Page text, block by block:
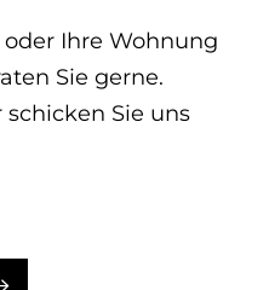
Ihre Wohnung
Sie gerne.
schicken Sie uns